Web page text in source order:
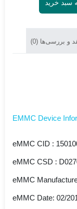
سبد خرید
و بررسی‌ها (0)
eMMC CID :
eMMC CSD :
eMMC
eMMC Date: 02/